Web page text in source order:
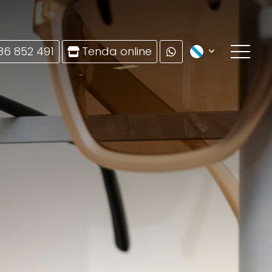
852 491 Tenda online